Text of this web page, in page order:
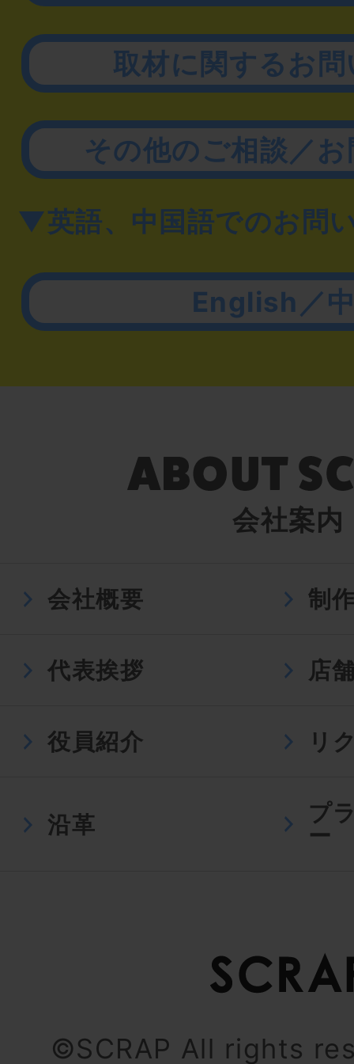
取材に関するお
その他のご相談／
▼英語、中国語でのお問
English／
会社案内
会社概要 制
代表挨拶 店
役員紹介 リ
沿革
プ
ー
©SCRAP All rights